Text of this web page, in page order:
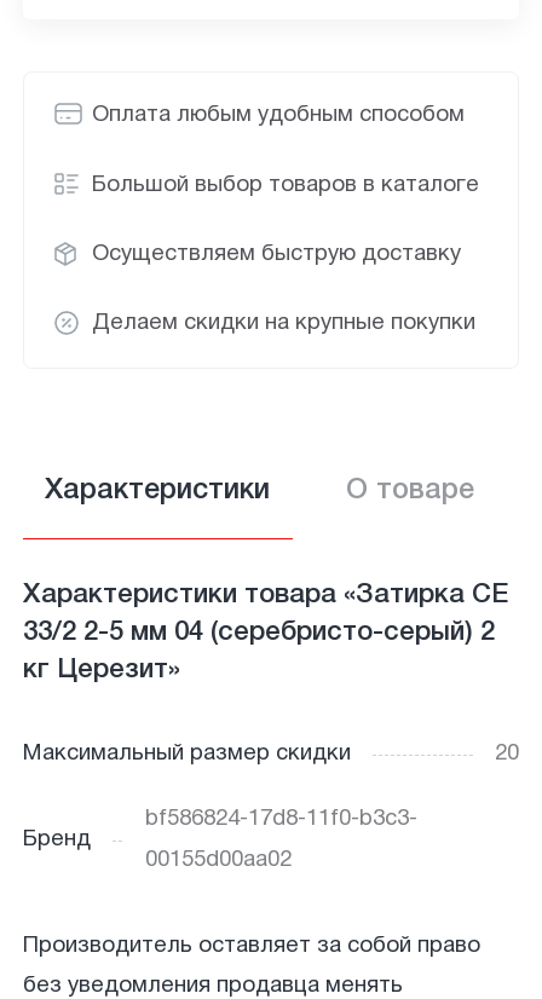
Оплата любым удобным способом
Большой выбор товаров в каталоге
Осуществляем быструю доставку
Делаем скидки на крупные покупки
Характеристики О товаре
Характеристики товара «Затирка СЕ
33/2 2-5 мм 04 (серебристо-серый) 2
кг Церезит»
Максимальный размер скидки 20
Бренд
bf586824-17d8-11f0-b3c3-
00155d00aa02
Производитель оставляет за собой право
без уведомления продавца менять